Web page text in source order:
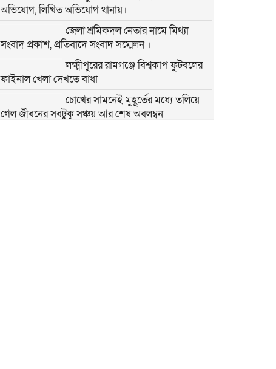
অভিযোগ, লিখিত অভিযোগ থানায়।
জেলা শ্রমিকদল নেতার নামে মিথ্যা
সংবাদ প্রকাশ, প্রতিবাদে সংবাদ সম্মেলন ।
লক্ষ্মীপুরের রামগঞ্জে বিশ্বকাপ ফুটবলের
ফাইনাল খেলা দেখতে বাধা
চোখের সামনেই মুহূর্তের মধ্যে তলিয়ে
গেল জীবনের সবটুকু সঞ্চয় আর শেষ অবলম্বন